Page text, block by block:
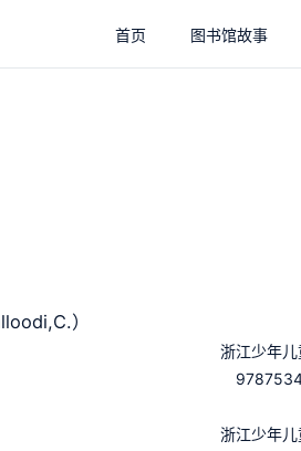
首页 图书馆故事
）
浙江少年
浙江少年